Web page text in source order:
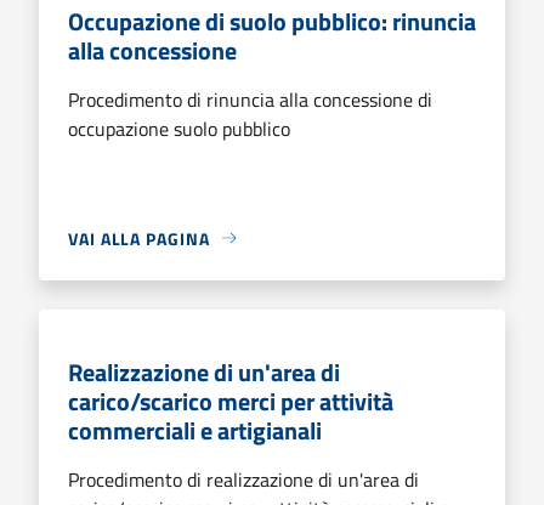
Occupazione di suolo pubblico: rinuncia
alla concessione
Procedimento di rinuncia alla concessione di
occupazione suolo pubblico
VAI ALLA PAGINA
Realizzazione di un'area di
carico/scarico merci per attività
commerciali e artigianali
Procedimento di realizzazione di un'area di